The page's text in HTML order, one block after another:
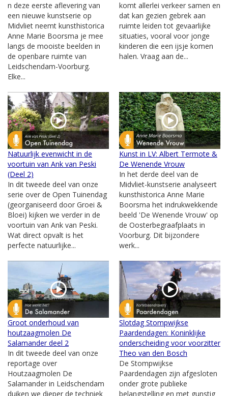
n deze eerste aflevering van
een nieuwe kunstserie op
Midvliet neemt kunsthistorica
Anne Marie Boorsma je mee
langs de mooiste beelden in
de openbare ruimte van
Leidschendam-Voorburg.
Elke...
komt allerlei verkeer samen en
dat kan gezien gebrek aan
ruimte leiden tot gevaarlijke
situaties, vooral voor jonge
kinderen die een ijsje komen
halen. Vraag aan de...
Natuurlijk evenwicht in de
voortuin van Ank van Peski
(Deel 2)
In dit tweede deel van onze
serie over de Open Tuinendag
(georganiseerd door Groei &
Bloei) kijken we verder in de
voortuin van Ank van Peski.
Wat direct opvalt is het
perfecte natuurlijke...
Kunst in LV: Albert Termote &
De Wenende Vrouw
In het derde deel van de
Midvliet-kunstserie analyseert
kunsthistorica Anne Marie
Boorsma het indrukwekkende
beeld 'De Wenende Vrouw' op
de Oosterbegraafplaats in
Voorburg. Dit bijzondere
werk...
Groot onderhoud van
houtzaagmolen De
Salamander deel 2
In dit tweede deel van onze
reportage over
Houtzaagmolen De
Salamander in Leidschendam
duiken we dieper de techniek
Slotdag Stompwijkse
Paardendagen: Koninklijke
onderscheiding voor voorzitter
Theo van den Bosch
De Stompwijkse
Paardendagen zijn afgesloten
onder grote publieke
belangstelling en met gunstig